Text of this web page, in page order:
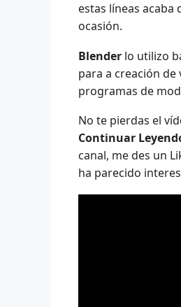
estas líneas acaba
ocasión.
Blender lo utilizo
para a creación
programas de
No te pierdas el
Continuar
canal, me des un
ha parecido